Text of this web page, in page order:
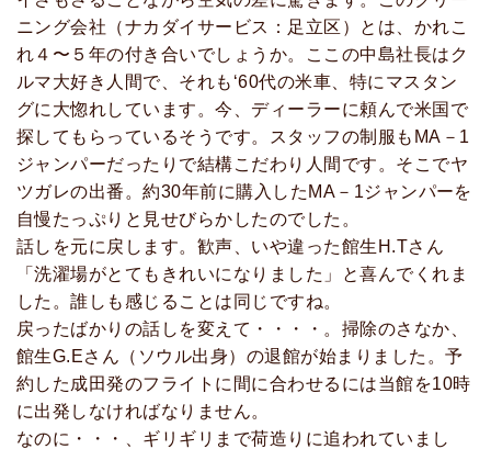
ニング会社（ナカダイサービス：足立区）とは、かれこ
れ４〜５年の付き合いでしょうか。ここの中島社長はク
ルマ大好き人間で、それも‘60代の米車、特にマスタン
グに大惚れしています。今、ディーラーに頼んで米国で
探してもらっているそうです。スタッフの制服もMA－1
ジャンパーだったりで結構こだわり人間です。そこでヤ
ツガレの出番。約30年前に購入したMA－1ジャンパーを
自慢たっぷりと見せびらかしたのでした。
話しを元に戻します。歓声、いや違った館生H.Tさん
「洗濯場がとてもきれいになりました」と喜んでくれま
した。誰しも感じることは同じですね。
戻ったばかりの話しを変えて・・・・。掃除のさなか、
館生G.Eさん（ソウル出身）の退館が始まりました。予
約した成田発のフライトに間に合わせるには当館を10時
に出発しなければなりません。
なのに・・・、ギリギリまで荷造りに追われていまし